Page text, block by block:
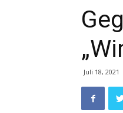
Juli 18, 2021